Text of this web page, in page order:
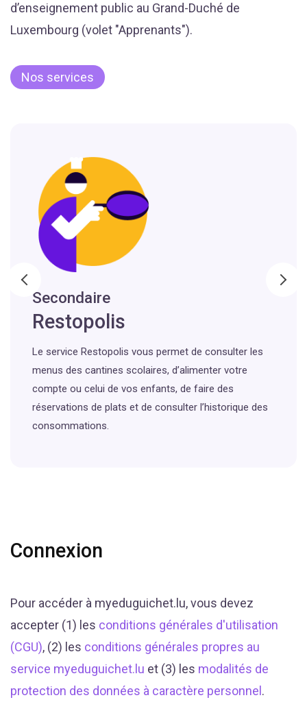
d’enseignement public au Grand-Duché de
Luxembourg (volet "Apprenants").
Nos services
Secondaire
Restopolis
Le service Restopolis vous permet de consulter les
menus des cantines scolaires, d’alimenter votre
compte ou celui de vos enfants, de faire des
réservations de plats et de consulter l’historique des
consommations.
Connexion
Pour accéder à myeduguichet.lu, vous devez
accepter (1) les conditions générales d'utilisation
(CGU), (2) les conditions générales propres au
service myeduguichet.lu et (3) les modalités de
protection des données à caractère personnel .